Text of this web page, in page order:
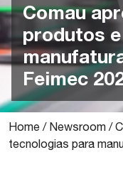
Comau
produtos
Feimec
Home / Newsroom /
tecnologias para